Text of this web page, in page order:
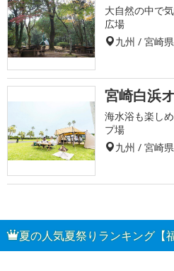
大自然の中で
広場
九州 / 宮崎県
宮崎白浜
海水浴も楽し
プ場
九州 / 宮崎県
夏の人気夏祭りランキング【